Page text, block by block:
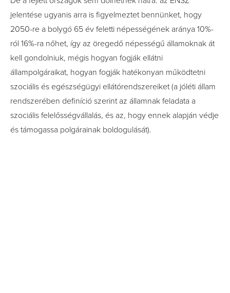
jelentése ugyanis arra is figyelmeztet bennünket, hogy
2050-re a bolygó 65 év feletti népességének aránya 10%-
ról 16%-ra nőhet, így az öregedő népességű államoknak át
kell gondolniuk, mégis hogyan fogják ellátni
állampolgáraikat, hogyan fogják hatékonyan működtetni
szociális és egészségügyi ellátórendszereiket (a jóléti állam
rendszerében definíció szerint az államnak feladata a
szociális felelősségvállalás, és az, hogy ennek alapján védje
és támogassa polgárainak boldogulását).